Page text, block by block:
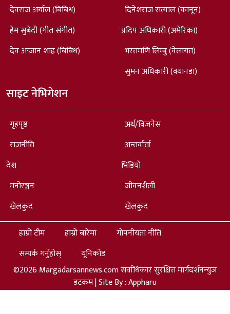
देवराज अर्याल (बिबिध)
हेम सुबेदी (गीत संगीत)
देव अन्जान शाह (बिबिध)
दिनेशराज सत्याल (कानून)
प्रदिप अधिकारी (अमेरिका)
भरतमणि लिम्बु (वेलायत)
सुमन अधिकारी (क्यानडा)
साइट नेभिगेशन
गृहपृष्ठ
राजनीति
देश
मनोरञ्जन
खेलकुद
अर्थ/विजनेस
अन्तर्वार्ता
भिडियो
जीवनशैली
खेलकुद
हाम्रो टीम
हाम्रो बारेमा
गोपनीयता नीति
सम्पर्क गर्नुहोस्
यूनिकोड
©2026 Margadarsannews.com सर्वाधिकार सुरक्षित मार्गदर्शनन्युज
डटकम | Site By :Appharu